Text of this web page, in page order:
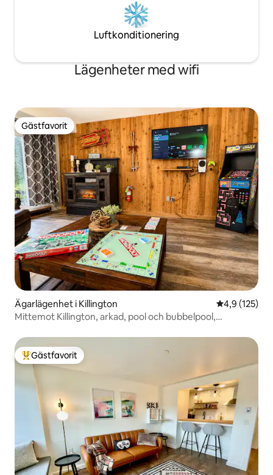
Luftkonditionering
Lägenheter med wifi
Gästfavorit
Gästfavorit
Ägarlägenhet i Killington 4,9 av 5 i
4,9 (125)
Mittemot Killington, arkad, pool och bubbelpool,
Populär gästfavorit
Gästfavorit